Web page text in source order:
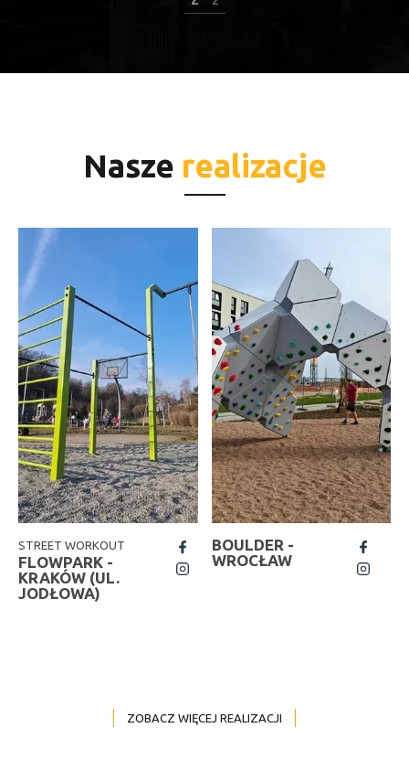
Nasze realizacje
STREET WORKOUT
FLOWPARK -
KRAKÓW (UL.
JODŁOWA)
fb
insta
BOULDER -
WROCŁAW
fb
ZOBACZ WIĘCEJ REALIZACJI